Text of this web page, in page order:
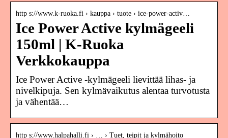
http s://www.k-ruoka.fi › kauppa › tuote › ice-power-activ…
Ice Power Active kylmägeeli
150ml | K-Ruoka
Verkkokauppa
Ice Power Active -kylmägeeli lievittää lihas- ja
nivelkipuja. Sen kylmävaikutus alentaa turvotusta
ja vähentää…
http s://www.halpahalli.fi › … › Tuet, teipit ja kylmähoito